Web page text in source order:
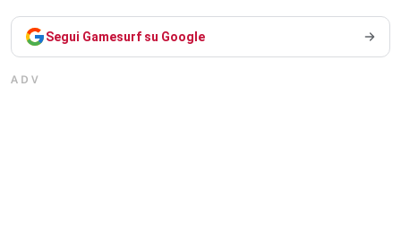
Segui Gamesurf su Google
ADV